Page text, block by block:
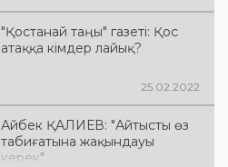
бірлесіп ұйымдастыруымен,
Қостанай қаласындағы
шеберлігін шыңдауға
арналған "Сиқырлы саз" атты
шеберлік сағаты өтті
"Қостанай таңы" газеті: Қос
атаққа кімдер лайық?
25.02.2022
Айбек ҚАЛИЕВ: "Айтысты өз
табиғатына жақындауы
керек"